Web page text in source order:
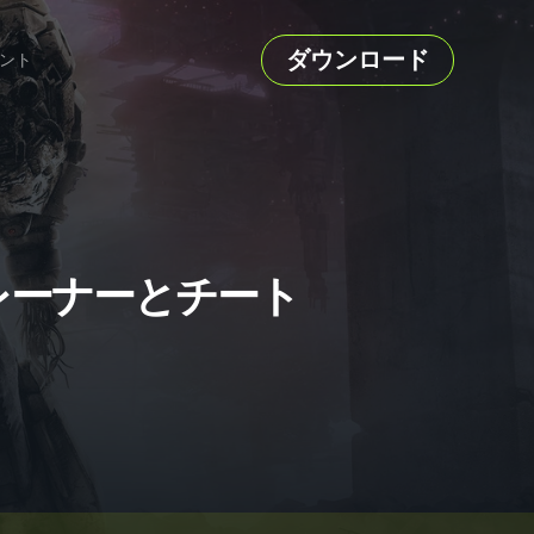
ト ダウンロード
ーナーとチート